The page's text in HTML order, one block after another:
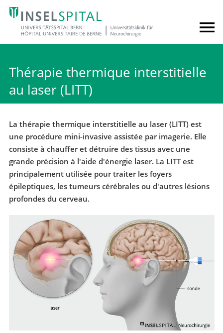
Thérapie thermique interstitielle
au laser (LITT)
La thérapie thermique interstitielle au laser (LITT) est
une procédure mini-invasive assistée par imagerie. Elle
consiste à chauffer et détruire des tissus avec une
grande précision à l'aide d'énergie laser. La LITT est
principalement utilisée pour traiter les foyers
épileptiques, les tumeurs cérébrales ou d'autres lésions
profondes du cerveau.